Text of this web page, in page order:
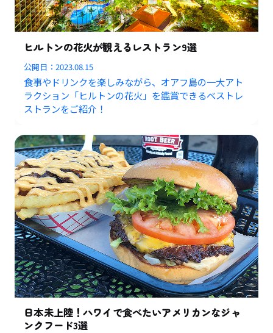
ヒルトンの花火が観えるレストラン9選
公開日：2023.08.15
食事やドリンクを楽しみながら、オアフ島の一大アト
ラクション「ヒルトンの花火」を鑑賞できるベストレ
ストランをご紹介！
日本未上陸！ハワイで食べたいアメリカンなジャ
ンクフード3選